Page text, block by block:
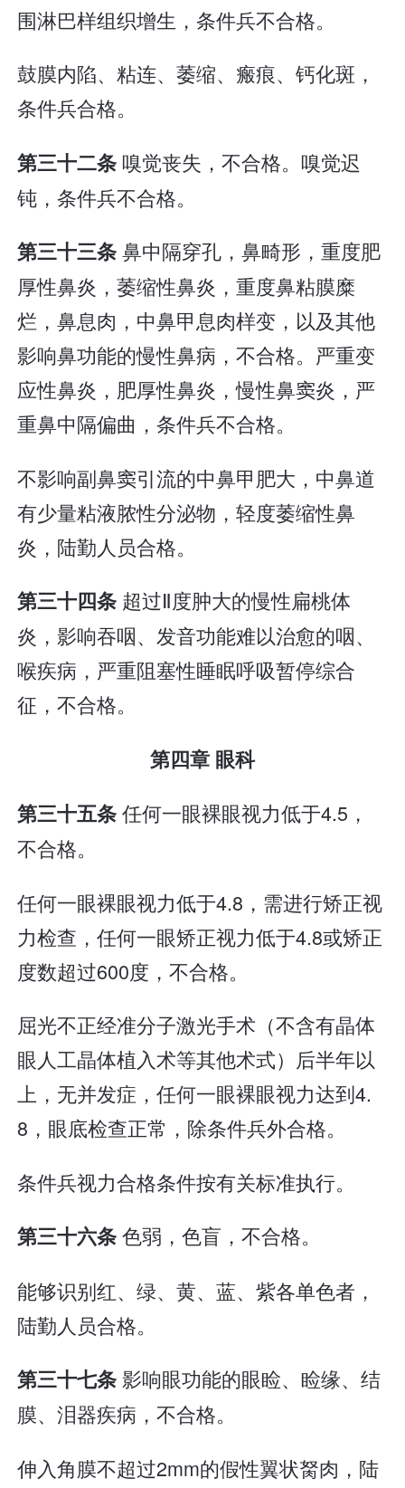
围淋巴样组织增生，条件兵不合格。
鼓膜内陷、粘连、萎缩、瘢痕、钙化斑，
条件兵合格。
第三十二条 嗅觉丧失，不合格。嗅觉迟
钝，条件兵不合格。
第三十三条鼻中隔穿孔，鼻畸形，重度肥
厚性鼻炎，萎缩性鼻炎，重度鼻粘膜糜
烂，鼻息肉，中鼻甲息肉样变，以及其他
影响鼻功能的慢性鼻病，不合格。严重变
应性鼻炎，肥厚性鼻炎，慢性鼻窦炎，严
重鼻中隔偏曲，条件兵不合格。
不影响副鼻窦引流的中鼻甲肥大，中鼻道
有少量粘液脓性分泌物，轻度萎缩性鼻
炎，陆勤人员合格。
第三十四条 超过Ⅱ度肿大的慢性扁桃体
炎，影响吞咽、发音功能难以治愈的咽、
喉疾病，严重阻塞性睡眠呼吸暂停综合
征，不合格。
第四章 眼科
第三十五条任何一眼裸眼视力低于4.5，
不合格。
任何一眼裸眼视力低于4.8，需进行矫正视
力检查，任何一眼矫正视力低于4.8或矫正
度数超过600度，不合格。
屈光不正经准分子激光手术（不含有晶体
眼人工晶体植入术等其他术式）后半年以
上，无并发症，任何一眼裸眼视力达到4.
8，眼底检查正常，除条件兵外合格。
条件兵视力合格条件按有关标准执行。
第三十六条色弱，色盲，不合格。
能够识别红、绿、黄、蓝、紫各单色者，
陆勤人员合格。
第三十七条影响眼功能的眼睑、睑缘、结
膜、泪器疾病，不合格。
伸入角膜不超过2mm的假性翼状胬肉，陆